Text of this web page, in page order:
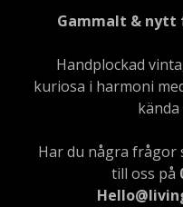
Gammalt &
Handplockad
kuriosa i harmoni
Har du några frågor
till oss på